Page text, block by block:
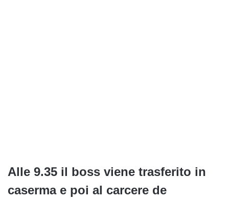
Alle 9.35 il boss viene trasferito in
caserma e poi al carcere de